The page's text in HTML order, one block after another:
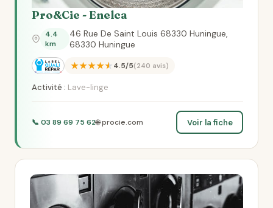
Pro&Cie - Enelca
4.4
km
46 Rue De Saint Louis 68330 Huningue,
68330 Huningue
★★★★★4.5/5(240 avis)
Activité : Lave-linge
📞 03 89 69 75 62🌐 procie.com Voir la fiche